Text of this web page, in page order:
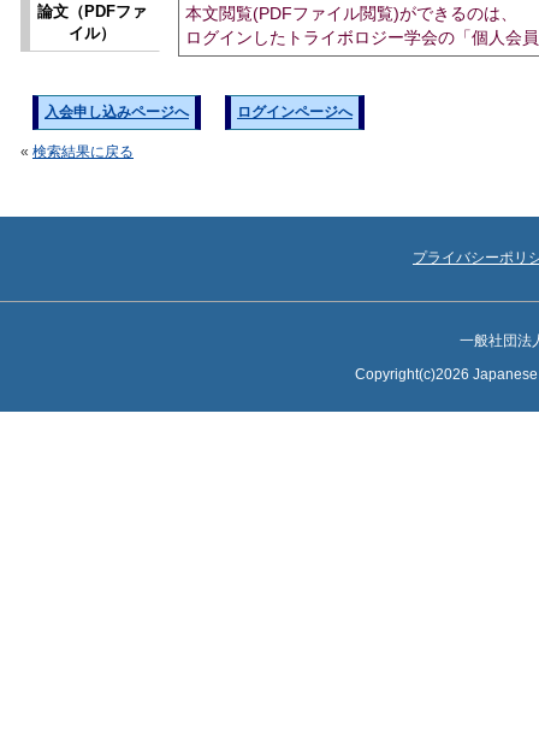
論文（PDFファ
イル）
本文閲覧(PDFファイル閲覧)ができるのは、
ログインしたトライボロジー学会の「個人会
入会申し込みページへ ログインページへ
« 検索結果に戻る
プライバシーポリ
一般社団法
Copyright(c)2026